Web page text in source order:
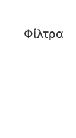
Φίλτρα